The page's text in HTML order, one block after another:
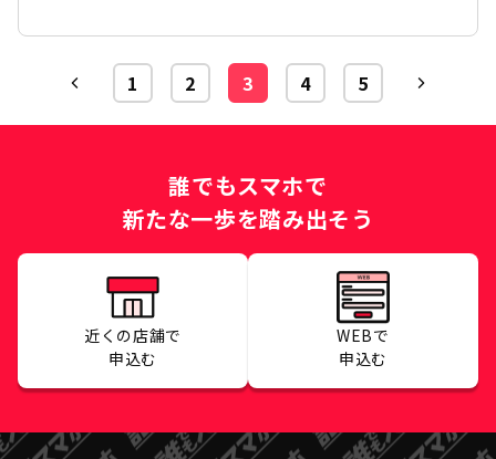
1 2 3 4 5
誰でもスマホで
新たな一歩を踏み出そう
近くの店舗で
申込む
WEBで
申込む